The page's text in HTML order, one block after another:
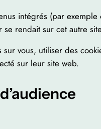
intégrés (par
rendait sur cet autre
vous, utiliser des
sur leur site web.